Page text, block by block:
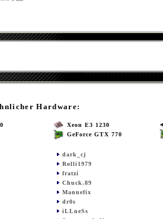
Hardware:
Xeon E3 1230
GeForce GTX 770
dark_cj
Rolli1979
fratzi
Chuck.89
Mannefix
dr0s
iLLneSs